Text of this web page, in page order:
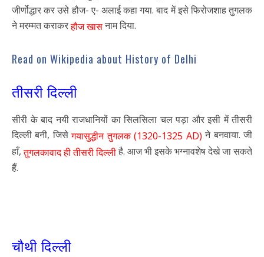
जीर्णोद्धार कर उसे हौज- ए- अलाई कहा गया. बाद में इसे फिरोजशाह तुगलक
ने मरम्मत कराकरहौजखासनाम दिया.
Read on Wikipedia about History of Delhi
तीसरी दिल्ली
सीरी के बाद नयी राजधानियों का सिलसिला चल पड़ा और इसी में तीसरी
दिल्ली बनी, जिसेगयासुद्धीन तुगलक (1320-1325 AD) ने बनवाया. जी
हाँ,तुगलकावाद ही तीसरी दिल्लीहै. आज भी इसके भग्नावशेष देखे जा सकते
हैं.
चौथी दिल्ली